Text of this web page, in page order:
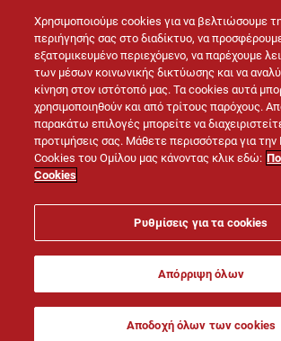
ΕΠΙΚΟΙΝΩΝΉΣΤΕ ΜΑΖΊ ΜΑΣ
Site map Επικοινωνία
Νομική σημείωση
Πολιτική Προστασίας Προσωπικών Δεδομένων
Πολιτική Προστασίας Δεδομένων CCTV
Χρησιμοποιούμε cookies για να βελτιώσουμε
περιήγησής σας στο διαδίκτυο, να
εξατομικευμένο περιεχόμενο, να παρέχουμε
των μέσων κοινωνικής δικτύωσης και να
κίνηση στον ιστότοπό μας. Τα cookies αυτά
χρησιμοποιηθούν και από τρίτους παρόχους.
παρακάτω επιλογές μπορείτε να
προτιμήσεις σας. Μάθετε περισσότερα για την
Cookies του Ομίλου μας κάνοντας κλικ εδώ:
Cookies
Ρυθμίσεις για τα cookies
Απόρριψη όλων
Αποδοχή όλων των cookies